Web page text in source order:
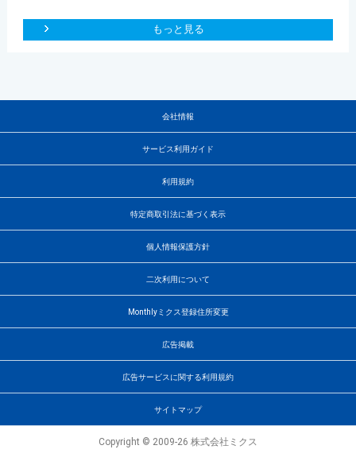
もっと見る
会社情報
サービス利用ガイド
利用規約
特定商取引法に基づく表示
個人情報保護方針
二次利用について
Monthlyミクス登録住所変更
広告掲載
広告サービスに関する利用規約
サイトマップ
Copyright © 2009-26 株式会社ミクス